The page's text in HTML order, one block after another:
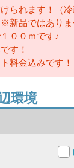
られます！（
新品ではありま
００ｍです♪
す！
料金込みです！
環境